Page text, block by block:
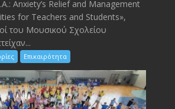
Anxiety’s Relief and Management
for Teachers and Students»,
του Μουσικού Σχολείου
Επικαιρότητα